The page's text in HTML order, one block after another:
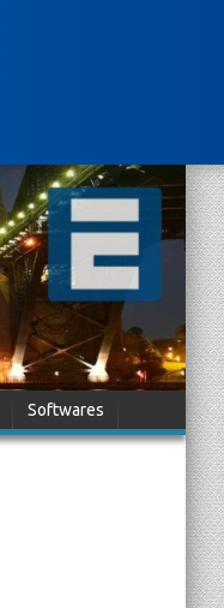
Softwares